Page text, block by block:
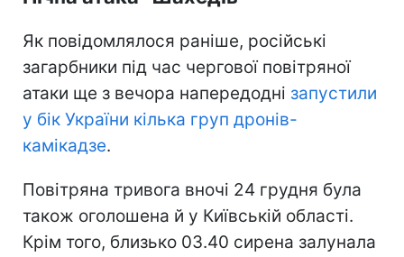
Як повідомлялося раніше, російські
загарбники під час чергової повітряної
атаки ще з вечора напередодні запустили
у бік України кілька груп дронів-
камікадзе.
Повітряна тривога вночі 24 грудня була
також оголошена й у Київській області.
Крім того, близько 03.40 сирена залунала